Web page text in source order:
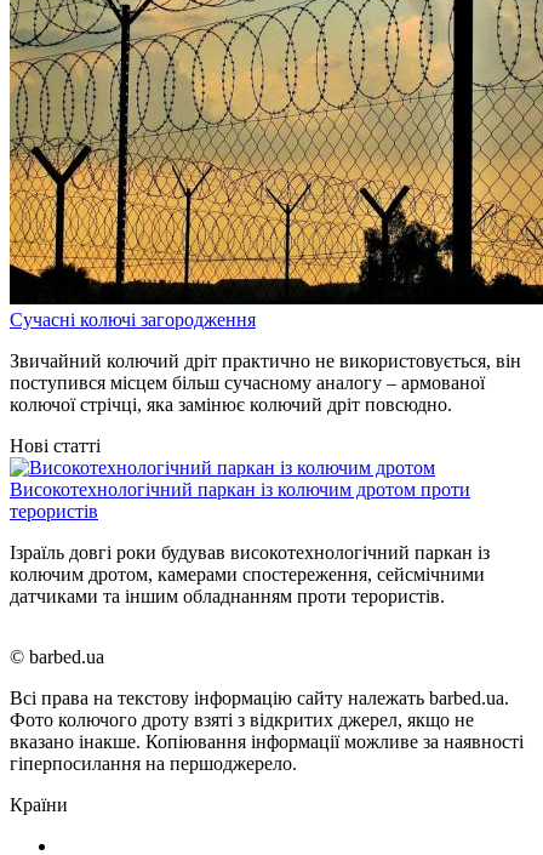
Сучасні колючі загородження
Звичайний колючий дріт практично не використовується, він
поступився місцем більш сучасному аналогу – армованої
колючої стрічці, яка замінює колючий дріт повсюдно.
Нові статті
Високотехнологічний паркан із колючим дротом проти
терористів
Ізраїль довгі роки будував високотехнологічний паркан із
колючим дротом, камерами спостереження, сейсмічними
датчиками та іншим обладнанням проти терористів.
© barbed.ua
Всі права на текстову інформацію сайту належать barbed.ua.
Фото колючого дроту взяті з відкритих джерел, якщо не
вказано інакше. Копіювання інформації можливе за наявності
гіперпосилання на першоджерело.
Країни